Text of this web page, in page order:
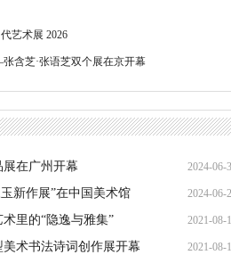
艺术展 2026
含芝·张语芝双个展在京开幕
在广州开幕 2024-06-
新作展”在中国美术馆 2024-06-
里的“隐逸与雅集” 2021-08-
术书法诗词创作展开幕 2021-08-